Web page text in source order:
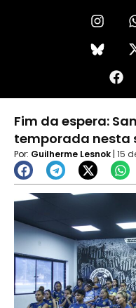
I
n
s
t
r
m
b
o
o
Fim da espera:
temporada nesta
Por: Guilherme Lesnok | 15